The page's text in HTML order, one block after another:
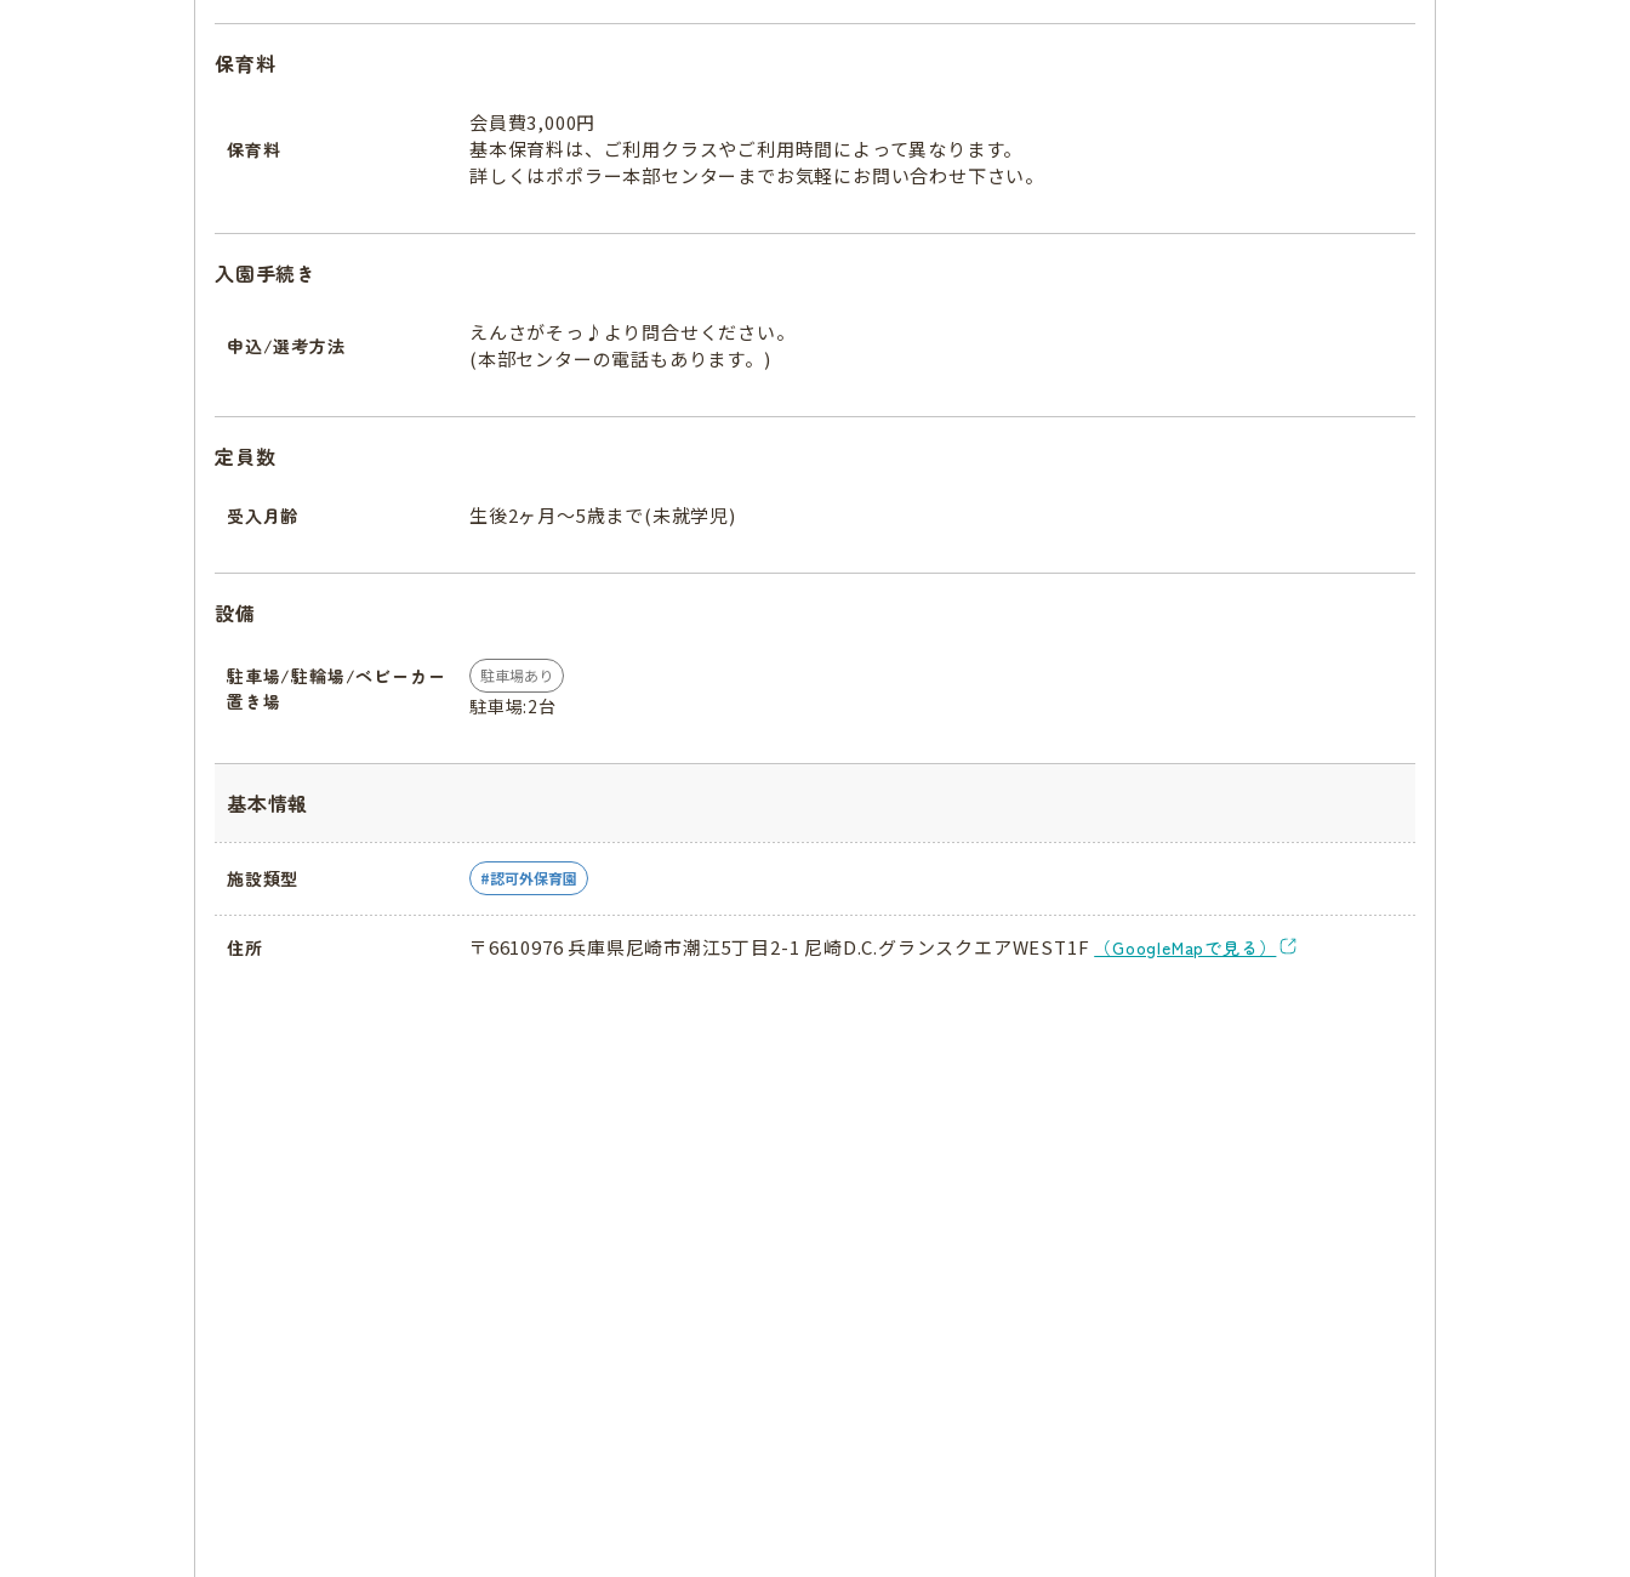
保育料
保育料
会員費3,000円
基本保育料は、ご利用クラスやご利用時間によって異なります。
詳しくはポポラー本部センターまでお気軽にお問い合わせ下さい。
入園手続き
申込/選考方法
えんさがそっ♪より問合せください。
(本部センターの電話もあります。)
定員数
受入月齢 生後2ヶ月～5歳まで(未就学児)
設備
駐車場/駐輪場/ベビーカー
置き場
駐車場あり
駐車場:2台
基本情報
施設類型 認可外保育園
住所 〒6610976 兵庫県尼崎市潮江5丁目2-1 尼崎D.C.グランスクエアWEST1F （GoogleMapで見る）